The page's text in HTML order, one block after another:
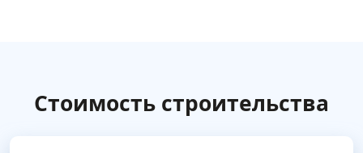
Стоимость строительства